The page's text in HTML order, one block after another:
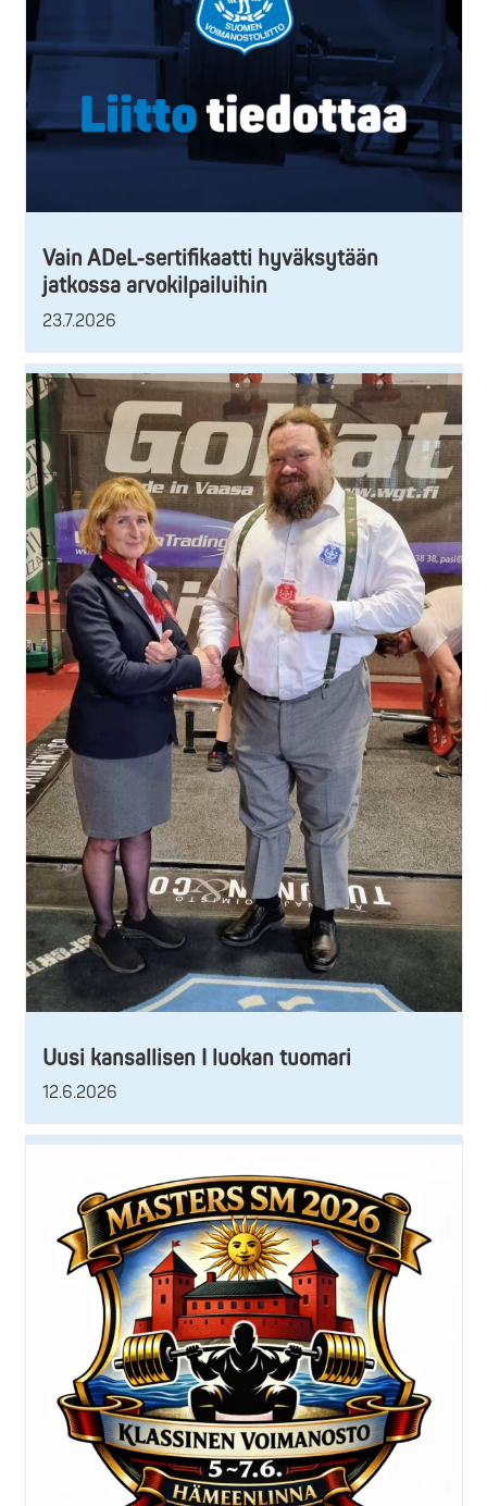
Vain ADeL-sertifikaatti hyväksytään
jatkossa arvokilpailuihin
23.7.2026
Uusi kansallisen I luokan tuomari
12.6.2026